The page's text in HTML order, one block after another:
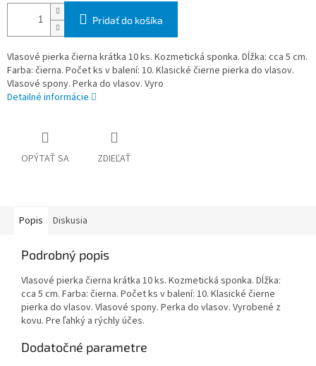
Pridať do košíka
Vlasové pierka čierna krátka 10 ks. Kozmetická sponka. Dĺžka: cca 5 cm.
Farba: čierna. Počet ks v balení: 10. Klasické čierne pierka do vlasov.
Vlasové spony. Perka do vlasov. Vyro
Detailné informácie
OPÝTAŤ SA ZDIEĽAŤ
Popis Diskusia
Podrobný popis
Vlasové pierka čierna krátka 10 ks. Kozmetická sponka. Dĺžka:
cca 5 cm. Farba: čierna. Počet ks v balení: 10. Klasické čierne
pierka do vlasov. Vlasové spony. Perka do vlasov. Vyrobené z
kovu. Pre ľahký a rýchly účes.
Dodatočné parametre